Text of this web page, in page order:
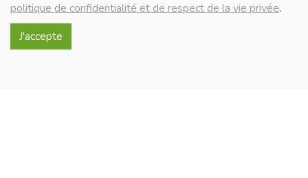
politique de confidentialité et de respect de la vie privée.
J'accepte